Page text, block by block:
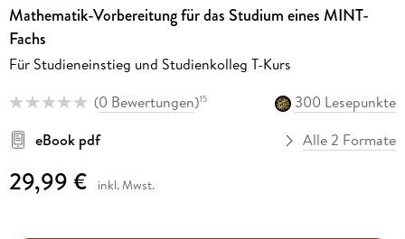
Mathematik-Vorbereitung für das Studium eines MINT-
Fachs
Für Studieneinstieg und Studienkolleg T-Kurs
(0 Bewertungen)15
300 Lesepunkte
eBook pdf
Alle 2 Formate
29,99 € inkl. Mwst.